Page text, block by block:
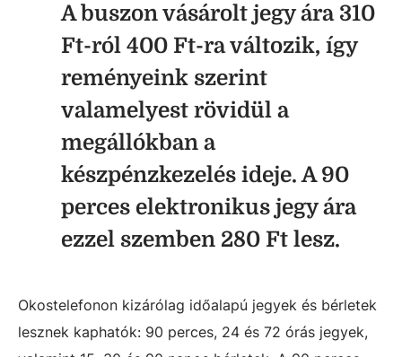
A buszon vásárolt jegy ára 310
Ft-ról 400 Ft-ra változik, így
reményeink szerint
valamelyest rövidül a
megállókban a
készpénzkezelés ideje. A 90
perces elektronikus jegy ára
ezzel szemben 280 Ft lesz.
Okostelefonon kizárólag időalapú jegyek és bérletek
lesznek kaphatók: 90 perces, 24 és 72 órás jegyek,